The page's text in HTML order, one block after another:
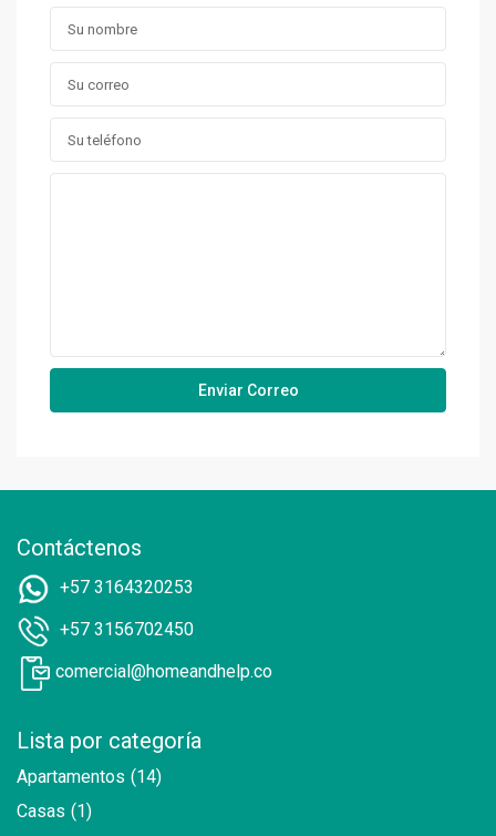
Contáctenos
+57 3164320253
+57 3156702450
comercial@homeandhelp.co
Lista por categoría
Apartamentos (14)
Casas (1)